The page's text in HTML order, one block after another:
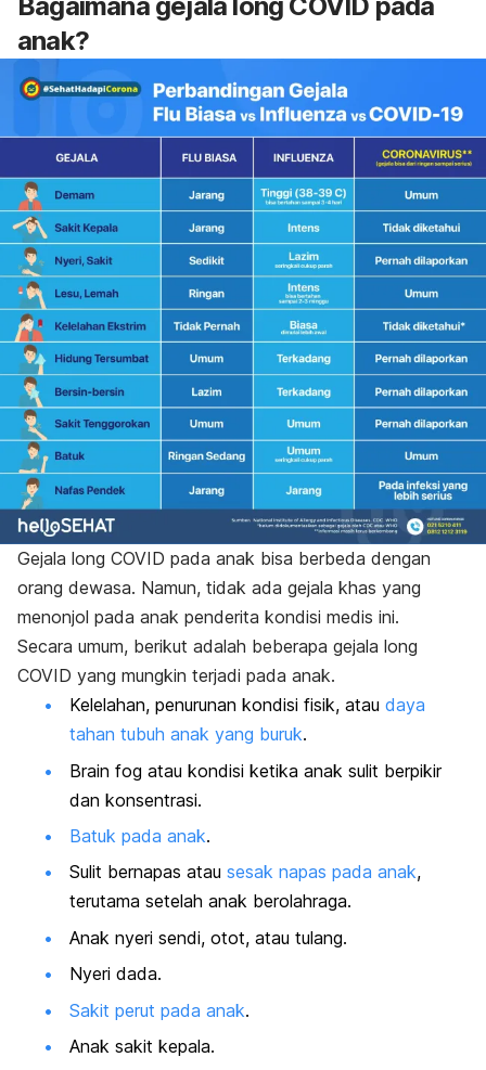
anak?
Gejala long COVID pada anak bisa berbeda dengan
orang dewasa. Namun, tidak ada gejala khas yang
menonjol pada anak penderita kondisi medis ini.
Secara umum, berikut adalah beberapa gejala long
COVID yang mungkin terjadi pada anak.
Kelelahan, penurunan kondisi fisik, atau daya
tahan tubuh anak yang buruk.
Brain fog atau kondisi ketika anak sulit berpikir
dan konsentrasi.
Batuk pada anak.
Sulit bernapas atau sesak napas pada anak,
terutama setelah anak berolahraga.
Anak nyeri sendi, otot, atau tulang.
Nyeri dada.
Sakit perut pada anak.
Anak sakit kepala.